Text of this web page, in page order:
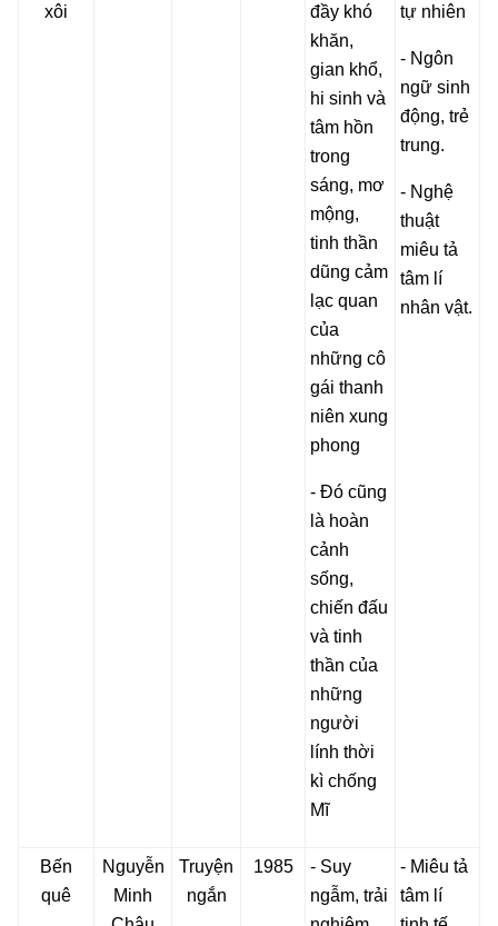
xôi
đầy khó
khăn,
gian khổ,
hi sinh và
tâm hồn
trong
sáng, mơ
mộng,
tinh thần
dũng cảm
lạc quan
của
những cô
gái thanh
niên xung
phong
- Đó cũng
là hoàn
cảnh
sống,
chiến đấu
và tinh
thần của
những
người
lính thời
kì chống
Mĩ
tự nhiên
- Ngôn
ngữ sinh
động, trẻ
trung.
- Nghệ
thuật
miêu tả
tâm lí
nhân vật.
Bến
quê
Nguyễn
Minh
Truyện
ngắn
1985
- Suy
ngẫm, trải
- Miêu tả
tâm lí